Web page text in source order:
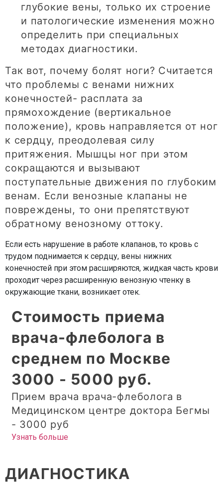
глубокие вены, только их строение
и патологические изменения можно
определить при специальных
методах диагностики.
Так вот, почему болят ноги? Считается
что проблемы с венами нижних
конечностей- расплата за
прямохождение (вертикальное
положение), кровь направляется от ног
к сердцу, преодолевая силу
притяжения. Мышцы ног при этом
сокращаются и вызывают
поступательные движения по глубоким
венам. Если венозные клапаны не
повреждены, то они препятствуют
обратному венозному оттоку.
Если есть нарушение в работе клапанов, то кровь с
трудом поднимается к сердцу, вены нижних
конечностей при этом расширяются, жидкая часть крови
проходит через расширенную венозную чтенку в
окружающие ткани, возникает отек.
Стоимость приема
врача-флеболога в
среднем по Москве
3000 - 5000 руб.
Прием врача врача-флеболога в
Медицинском центре доктора Бегмы
- 3000 руб
Узнать больше
ДИАГНОСТИКА